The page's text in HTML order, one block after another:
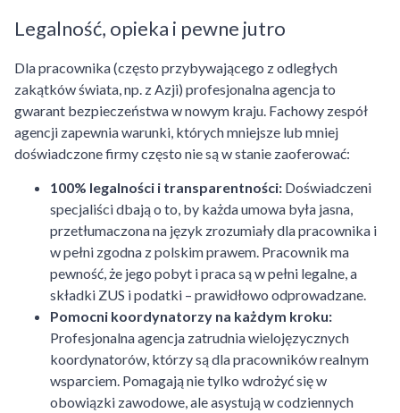
Legalność, opieka i pewne jutro
Dla pracownika (często przybywającego z odległych
zakątków świata, np. z Azji) profesjonalna agencja to
gwarant bezpieczeństwa w nowym kraju. Fachowy zespół
agencji zapewnia warunki, których mniejsze lub mniej
doświadczone firmy często nie są w stanie zaoferować:
100% legalności i transparentności: Doświadczeni
specjaliści dbają o to, by każda umowa była jasna,
przetłumaczona na język zrozumiały dla pracownika i
w pełni zgodna z polskim prawem. Pracownik ma
pewność, że jego pobyt i praca są w pełni legalne, a
składki ZUS i podatki – prawidłowo odprowadzane.
Pomocni koordynatorzy na każdym kroku:
Profesjonalna agencja zatrudnia wielojęzycznych
koordynatorów, którzy są dla pracowników realnym
wsparciem. Pomagają nie tylko wdrożyć się w
obowiązki zawodowe, ale asystują w codziennych